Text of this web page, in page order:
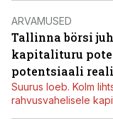
ARVAMUSED
Tallinna börsi
kapitalituru
potentsiaali
Suurus loeb. Kolm
rahvusvahelisele